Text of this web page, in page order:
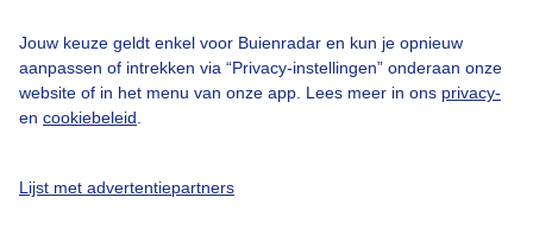
Jouw keuze geldt enkel voor Buienradar en kun je opnieuw
aanpassen of intrekken via “Privacy-instellingen” onderaan onze
website of in het menu van onze app. Lees meer in ons privacy-
en cookiebeleid
Lijst met advertentiepartners
Privacy beleid
Cookie beleid